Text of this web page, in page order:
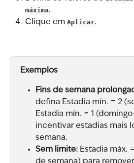
máxima.
Clique em Aplicar.
Exemplos
Fins de semana
defina Estadia mín. = 2
Estadia mín. = 1
incentivar estadias mais
semana.
Sem limite: Estadia máx.